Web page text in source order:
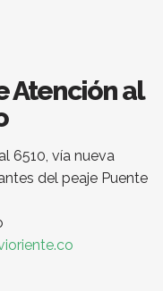
Atención al
6510, vía nueva
del peaje Puente